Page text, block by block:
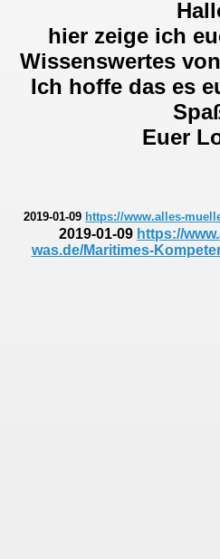
hier zeige ich
Wissenswertes
Ich hoffe das es
Euer
2019-01-09 https://www.alles-
2019-01-09 https://
was.de/Maritimes-